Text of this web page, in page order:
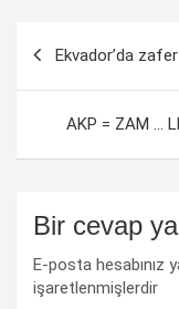
Ekvador’da zafer
AKP = ZAM …
Bir cevap
E-posta hesabınız
işaretlenmişlerdir